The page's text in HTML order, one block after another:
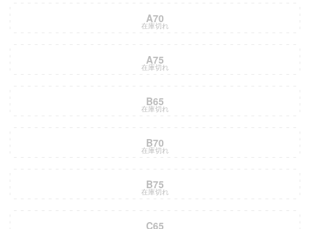
A70
在庫切れ
A75
在庫切れ
B65
在庫切れ
B70
在庫切れ
B75
在庫切れ
C65